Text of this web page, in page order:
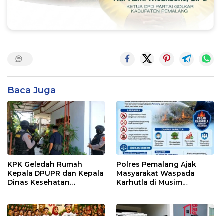
Baca Juga
KPK Geledah Rumah
Kepala DPUPR dan Kepala
Dinas Kesehatan
Polres Pemalang Ajak
Masyarakat Waspada
Karhutla di Musim